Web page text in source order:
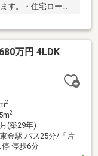
す。・住宅ローン
せていただきま
ただきます！◆経
心掛けておりま
ていただきま
軽にお問い合わせ
万円 4LDK
2
2
(築29年)
金駅 バス25分/「片
停歩6分